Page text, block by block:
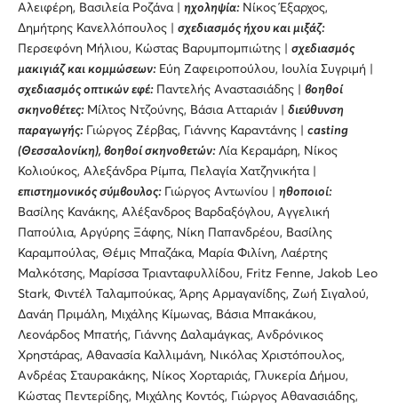
Αλειφέρη, Βασιλεία Ροζάνα | ηχοληψία: Νίκος Έξαρχος,
Δημήτρης Κανελλόπουλος | σχεδιασμός ήχου και μιξάζ:
Περσεφόνη Μήλιου, Κώστας Βαρυμπομπιώτης | σχεδιασμός
μακιγιάζ και κομμώσεων: Εύη Ζαφειροπούλου, Ιουλία Συγριμή |
σχεδιασμός οπτικών εφέ: Παντελής Αναστασιάδης | βοηθοί
σκηνοθέτες: Μίλτος Ντζούνης, Βάσια Ατταριάν | διεύθυνση
παραγωγής: Γιώργος Ζέρβας, Γιάννης Καραντάνης | casting
(Θεσσαλονίκη), βοηθοί σκηνοθετών: Λία Κεραμάρη, Νίκος
Κολιούκος, Αλεξάνδρα Ρίμπα, Πελαγία Χατζηνικήτα |
επιστημονικός σύμβουλος: Γιώργος Αντωνίου | ηθοποιοί:
Βασίλης Κανάκης, Αλέξανδρος Βαρδαξόγλου, Aγγελική
Παπούλια, Αργύρης Ξάφης, Νίκη Παπανδρέου, Βασίλης
Καραμπούλας, Θέμις Μπαζάκα, Μαρία Φιλίνη, Λαέρτης
Μαλκότσης, Μαρίσσα Τριανταφυλλίδου, Fritz Fenne, Jakob Leo
Stark, Φιντέλ Ταλαμπούκας, Άρης Αρμαγανίδης, Ζωή Σιγαλού,
Δανάη Πριμάλη, Μιχάλης Κίμωνας, Βάσια Μπακάκου,
Λεονάρδος Μπατής, Γιάννης Δαλαμάγκας, Ανδρόνικος
Χρηστάρας, Αθανασία Καλλιμάνη, Νικόλας Χριστόπουλος,
Ανδρέας Σταυρακάκης, Νίκος Χορταριάς, Γλυκερία Δήμου,
Κώστας Πεντερίδης, Μιχάλης Κοντός, Γιώργος Αθανασιάδης,